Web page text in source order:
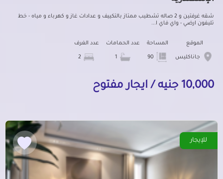
شقه غرفتين و 2 صاله تشطيب ممتاز بالتكييف و عدادات غاز و كهرباء و مياه - خط
تليفون ارضي - واي فاي ا...
الموقع
جاناكليس
المساحة عدد الحمامات عدد الغرف
10,000 جنيه / ايجار مفتوح
للإيجار